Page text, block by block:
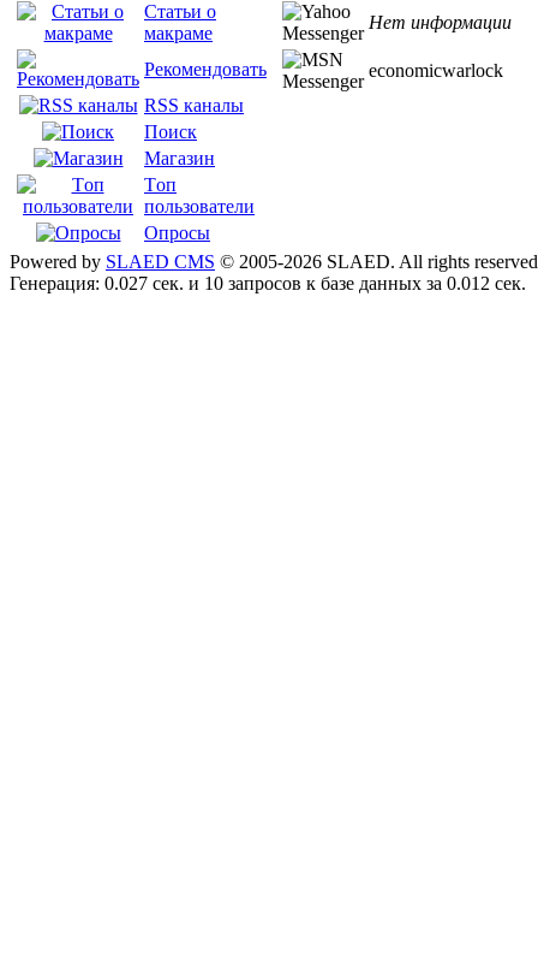
Статьи о
макраме
Рекомендовать
RSS каналы
Поиск
Магазин
Tоп
пользователи
Опросы
Нет информации
economicwarlock
Powered by SLAED CMS © 2005-2026 SLAED. All rights
Генерация: 0.027 сек. и 10 запросов к базе данных за 0.012 сек.